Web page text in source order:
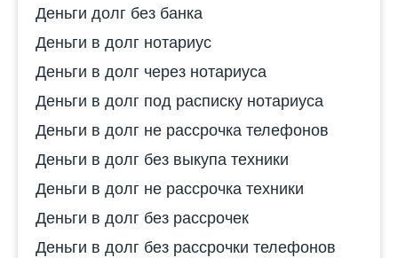
Деньги долг без банка
Деньги в долг нотариус
Деньги в долг через нотариуса
Деньги в долг под расписку нотариуса
Деньги в долг не рассрочка телефонов
Деньги в долг без выкупа техники
Деньги в долг не рассрочка техники
Деньги в долг без рассрочек
Деньги в долг без рассрочки телефонов